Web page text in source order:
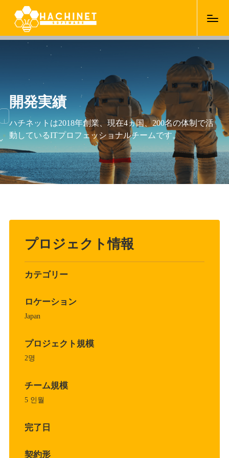
開発実績
ハチネットは2018年創業、現在4ヵ国、200名の体制で活
動しているITプロフェッショナルチームです。
プロジェクト情報
カテゴリー
ロケーション
Japan
プロジェクト規模
2명
チーム規模
5 인월
完了日
契約形